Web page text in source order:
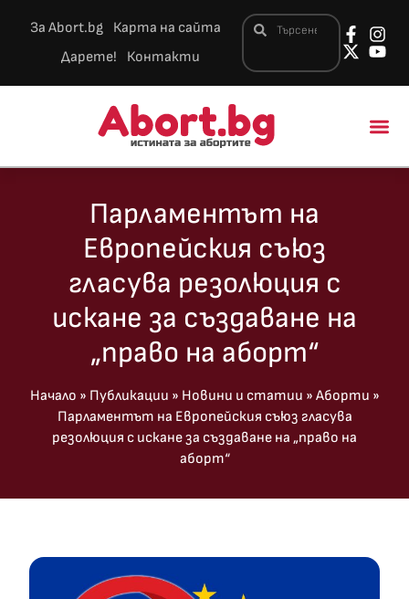
За Abort.bg
Карта на сайта
Дарете!
Контакти
Парламентът на
Европейския съюз
гласува резолюция с
искане за създаване на
„право на аборт“
Начало » Публикации » Новини и статии » Аборти »
Парламентът на Европейския съюз гласува
резолюция с искане за създаване на „право на
аборт“